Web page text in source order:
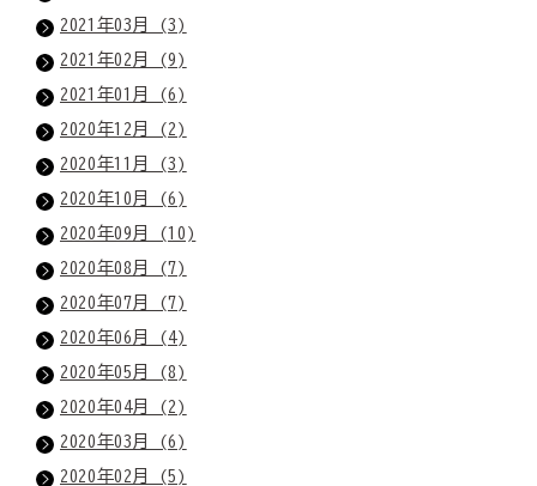
2021年03月 (3)
2021年02月 (9)
2021年01月 (6)
2020年12月 (2)
2020年11月 (3)
2020年10月 (6)
2020年09月 (10)
2020年08月 (7)
2020年07月 (7)
2020年06月 (4)
2020年05月 (8)
2020年04月 (2)
2020年03月 (6)
2020年02月 (5)